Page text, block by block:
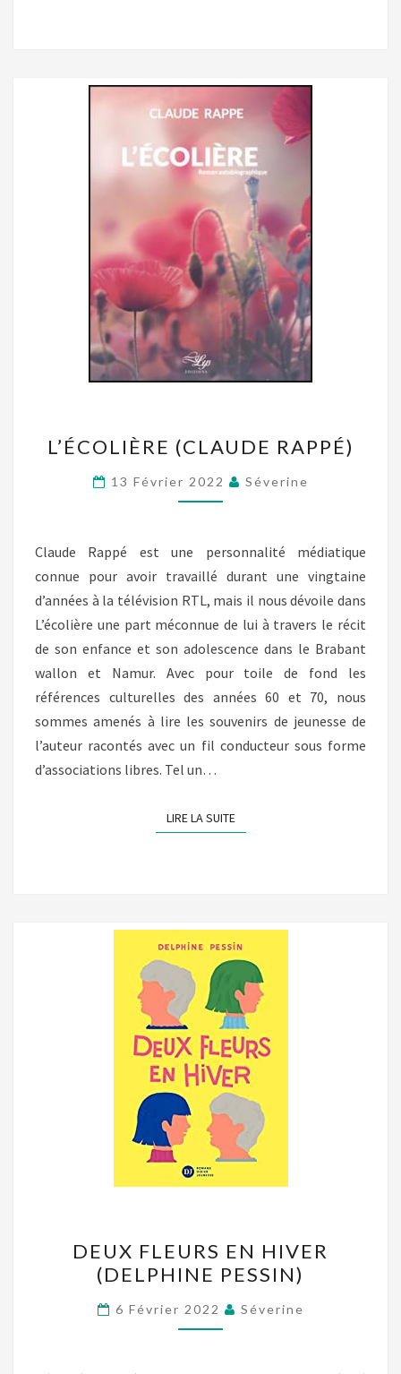
(CLAUDE
RAPPÉ)
L’ÉCOLIÈRE (CLAUDE RAPPÉ)
13 Février 2022 Séverine
Claude Rappé est une personnalité médiatique
connue pour avoir travaillé durant une vingtaine
d’années à la télévision RTL, mais il nous dévoile dans
L’écolière une part méconnue de lui à travers le récit
de son enfance et son adolescence dans le Brabant
wallon et Namur. Avec pour toile de fond les
références culturelles des années 60 et 70, nous
sommes amenés à lire les souvenirs de jeunesse de
l’auteur racontés avec un fil conducteur sous forme
d’associations libres. Tel un…
LIRE LA SUITELIRE LA SUITE
FLEURS
EN
HIVER
(DELPHINE
DEUX FLEURS EN HIVER
(DELPHINE PESSIN)
6 Février 2022 Séverine